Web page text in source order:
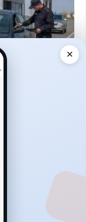
депозитам
✕